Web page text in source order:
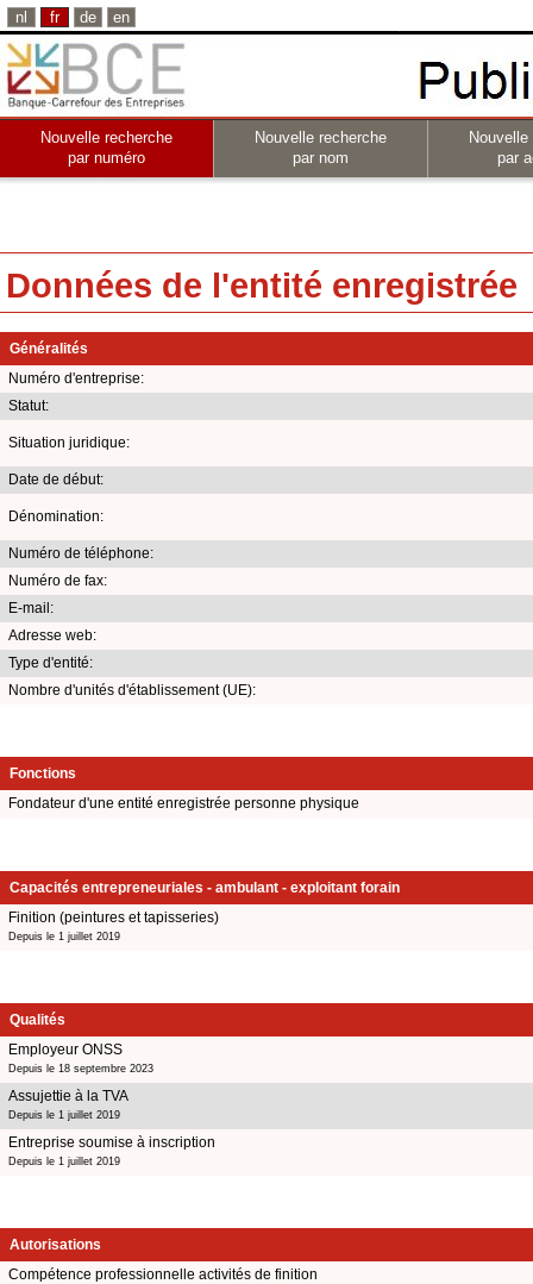
nl fr de en
Nouvelle recherche
par numéro
Nouvelle recherche
par nom
par
Données de l'entité enregistrée
Généralités
Numéro d'entreprise:
Statut:
Situation juridique:
Date de début:
Dénomination:
Numéro de téléphone:
Numéro de fax:
E-mail:
Adresse web:
Type d'entité:
Nombre d'unités d'établissement (UE):
Fonctions
Fondateur d'une entité enregistrée personne physique
Capacités entrepreneuriales - ambulant - exploitant forain
Finition (peintures et tapisseries)
Depuis le 1 juillet 2019
Qualités
Employeur ONSS
Depuis le 18 septembre 2023
Assujettie à la TVA
Depuis le 1 juillet 2019
Entreprise soumise à inscription
Depuis le 1 juillet 2019
Autorisations
Compétence professionnelle activités de finition